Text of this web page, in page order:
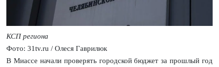
КСП региона
Фото: 31tv.ru / Олеся Гаврилюк
В Миассе начали проверять городской бюджет за прошлый год